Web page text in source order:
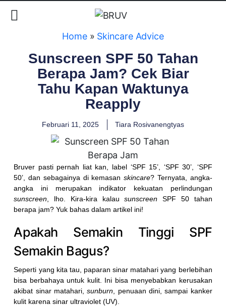
Home» Skincare Advice
Sunscreen SPF 50 Tahan
Berapa Jam? Cek Biar
Tahu Kapan Waktunya
Reapply
Februari 11, 2025 Tiara Rosivanengtyas
Bruver pasti pernah liat kan, label ‘SPF 15’, ‘SPF 30’, ‘SPF
50’, dan sebagainya di kemasanskincare? Ternyata, angka-
angka ini merupakan indikator kekuatan perlindungan
sunscreen , lho. Kira-kira kalausunscreenSPF 50 tahan
berapa jam? Yuk bahas dalam artikel ini!
Apakah Semakin Tinggi SPF
Semakin Bagus?
Seperti yang kita tau, paparan sinar matahari yang berlebihan
bisa berbahaya untuk kulit. Ini bisa menyebabkan kerusakan
akibat sinar matahari,sunburn , penuaan dini, sampai kanker
kulit karena sinar ultraviolet (UV).